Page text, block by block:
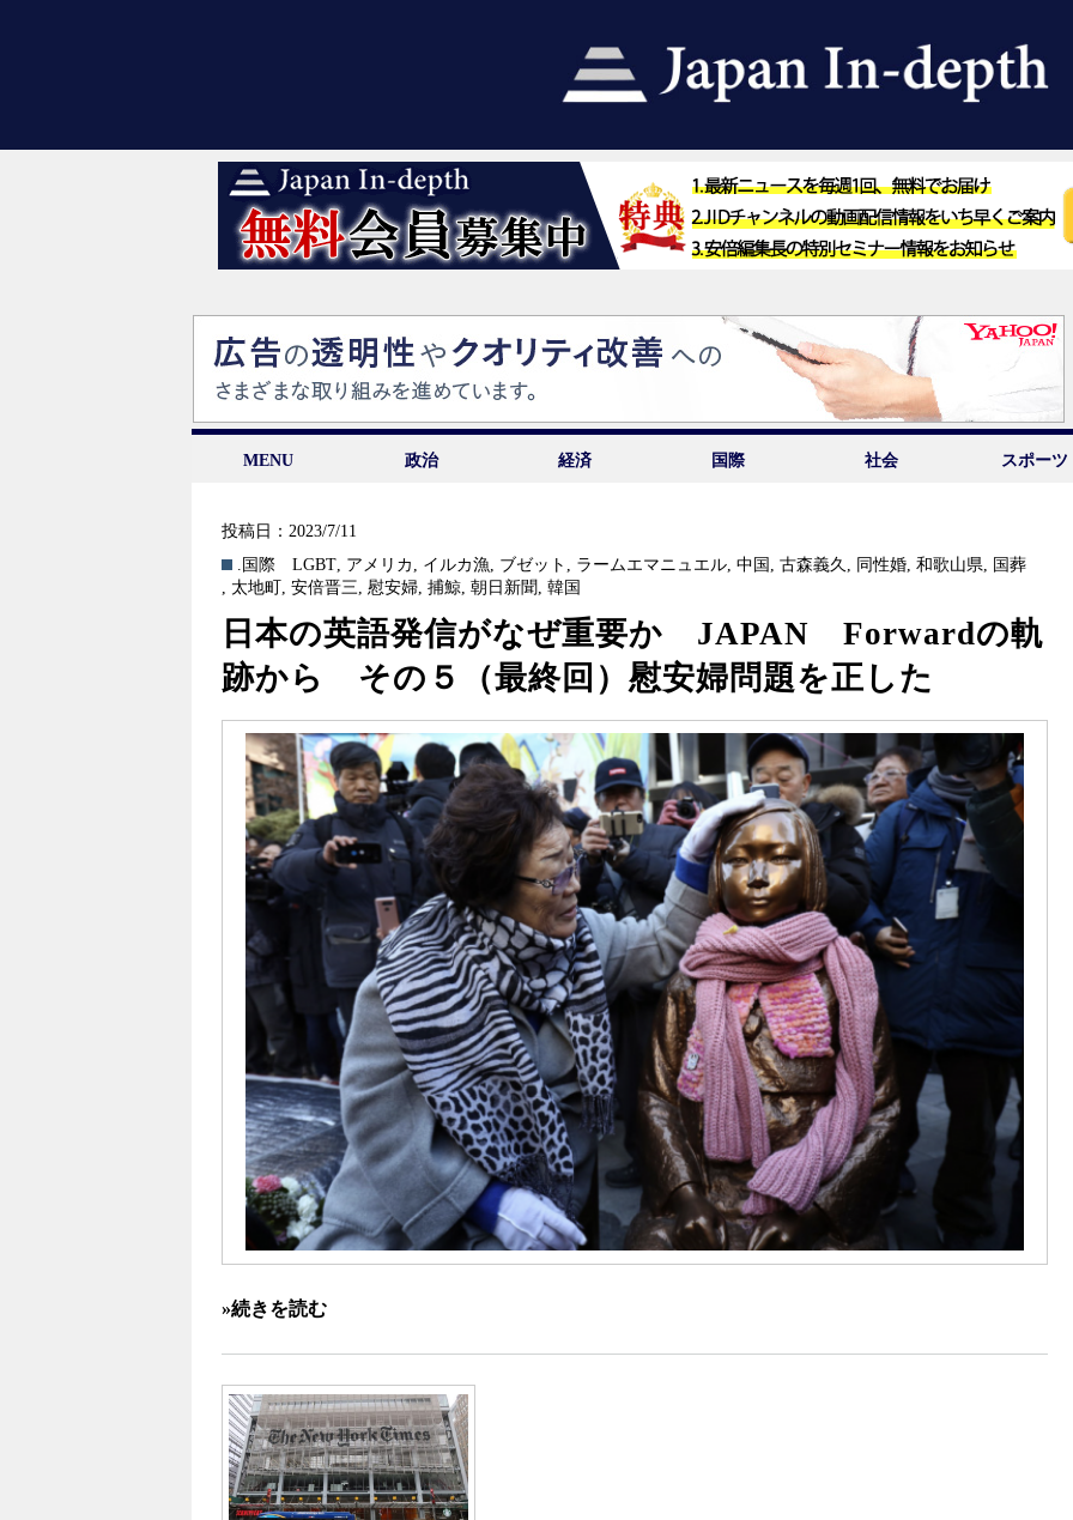
MENU 政治 経済 国際 社会 スポーツ
投稿日：2023/7/11
.国際
LGBT, アメリカ , イルカ漁, ブゼット , ラームエマニュエル,中国 ,古森義久 , 同性婚,和歌山県, 国葬
, 太地町 , 安倍晋三, 慰安婦, 捕鯨, 朝日新聞, 韓国
日本の英語発信がなぜ重要か JAPAN Forwardの軌
跡から その５（最終回）慰安婦問題を正した
»続きを読む